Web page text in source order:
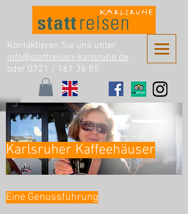
Kontaktieren Sie uns unter
info@stattreisen-karlsruhe.de
oder 0721 / 161 36 85
Karlsruher Kaffeehäuser
Eine Genussführung